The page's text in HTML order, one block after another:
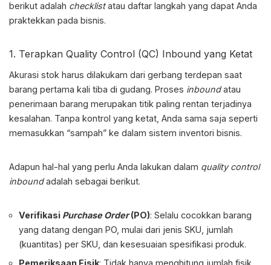
berikut adalah checklistatau daftar langkah yang dapat Anda
praktekkan pada bisnis.
1. Terapkan Quality Control (QC) Inbound yang Ketat
Akurasi stok harus dilakukam dari gerbang terdepan saat
barang pertama kali tiba di gudang. Proses inboundatau
penerimaan barang merupakan titik paling rentan terjadinya
kesalahan. Tanpa kontrol yang ketat, Anda sama saja seperti
memasukkan “sampah” ke dalam sistem inventori bisnis.
Adapun hal-hal yang perlu Anda lakukan dalam quality control
inboundadalah sebagai berikut.
Verifikasi Purchase Order(PO): Selalu cocokkan barang
yang datang dengan PO, mulai dari jenis SKU, jumlah
(kuantitas) per SKU, dan kesesuaian spesifikasi produk.